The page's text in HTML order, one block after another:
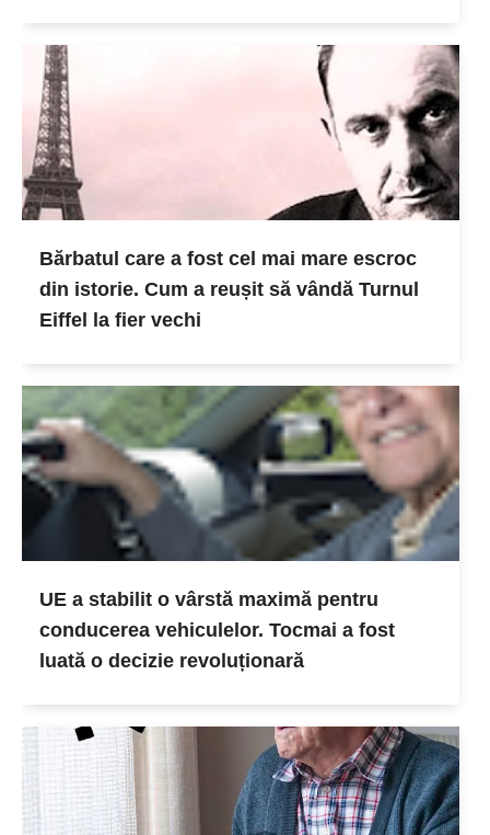
Bărbatul care a fost cel mai mare escroc
din istorie. Cum a reușit să vândă Turnul
Eiffel la fier vechi
UE a stabilit o vârstă maximă pentru
conducerea vehiculelor. Tocmai a fost
luată o decizie revoluționară